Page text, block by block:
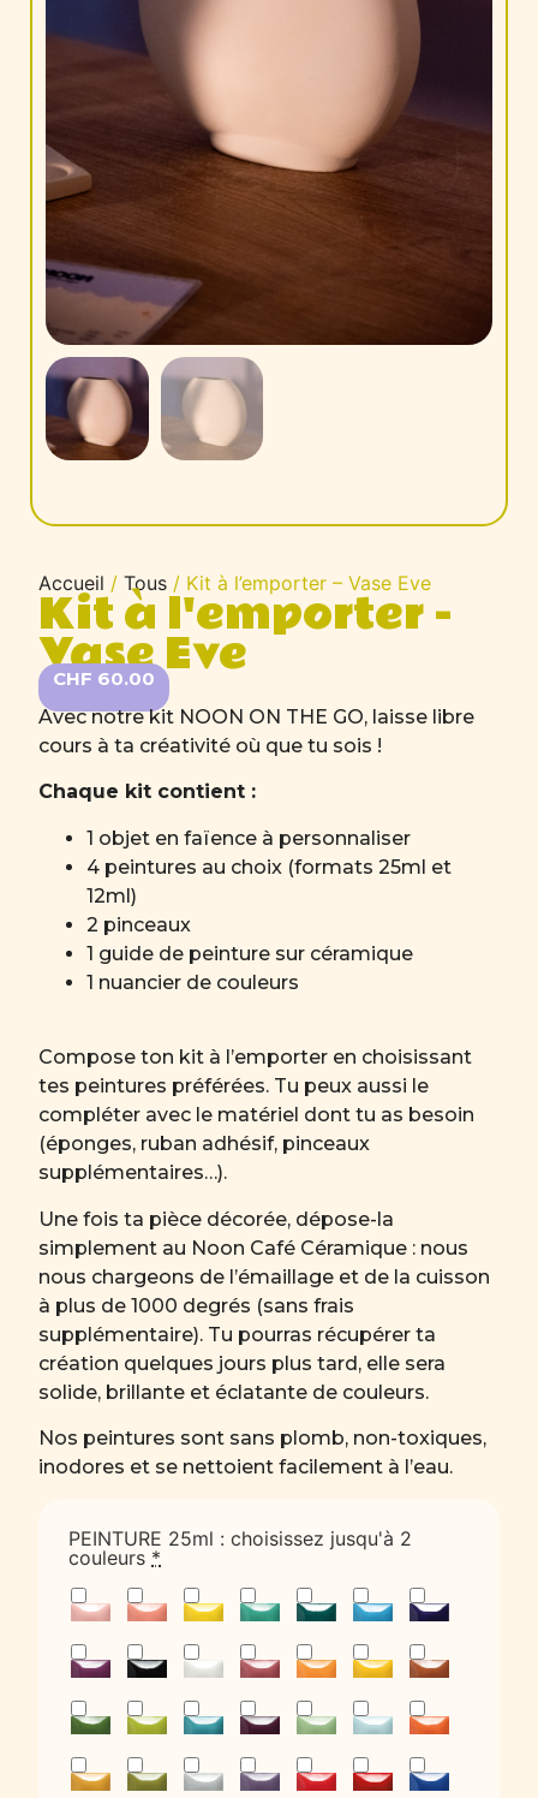
Accueil / Tous / Kit à l’emporter – Vase Eve
Kit à l'emporter -
Vase Eve
CHF 60.00
Avec notre kit NOON ON THE GO, laisse libre
cours à ta créativité où que tu sois !
Chaque kit contient :
1 objet en faïence à personnaliser
4 peintures au choix (formats 25ml et
12ml)
2 pinceaux
1 guide de peinture sur céramique
1 nuancier de couleurs
Compose ton kit à l’emporter en choisissant
tes peintures préférées. Tu peux aussi le
compléter avec le matériel dont tu as besoin
(éponges, ruban adhésif, pinceaux
supplémentaires…).
Une fois ta pièce décorée, dépose-la
simplement au Noon Café Céramique : nous
nous chargeons de l’émaillage et de la cuisson
à plus de 1000 degrés (sans frais
supplémentaire). Tu pourras récupérer ta
création quelques jours plus tard, elle sera
solide, brillante et éclatante de couleurs.
Nos peintures sont sans plomb, non-toxiques,
inodores et se nettoient facilement à l’eau.
PEINTURE 25ml : choisissez jusqu'à 2
couleurs *